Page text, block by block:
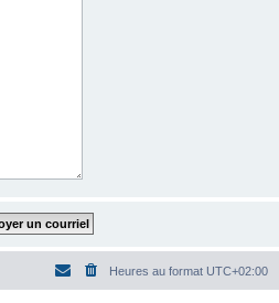
Heures au format UTC+02:00